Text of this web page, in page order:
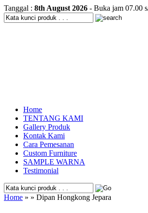
Tanggal : 8th August 2026 - Buka jam 07.00
Home
TENTANG KAMI
Gallery Produk
Kontak Kami
Cara Pemesanan
Custom Furniture
SAMPLE WARNA
Testimonial
Home » » Dipan Hongkong Jepara